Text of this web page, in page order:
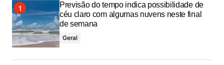
Previsão do tempo indica possibilidade de
céu claro com algumas nuvens neste final
de semana
Geral